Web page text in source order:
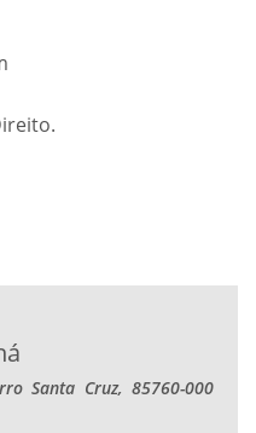
Santa Cruz, 85760-000